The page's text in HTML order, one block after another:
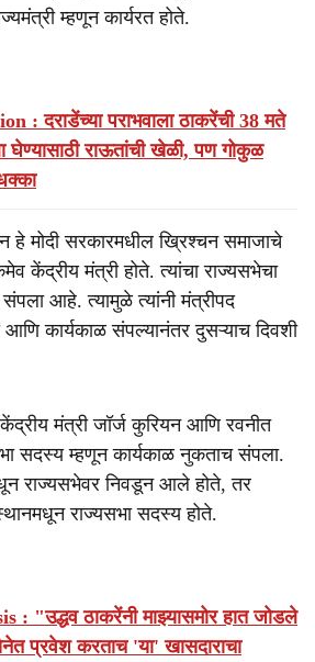
म्हणून कार्यरत होते.
: दराडेंच्या पराभवाला ठाकरेंची 38 मते
घेण्यासाठी राऊतांची खेळी, पण गोकुळ
हे मोदी सरकारमधील ख्रिश्चन समाजाचे
केंद्रीय मंत्री होते. त्यांचा राज्यसभेचा
आहे. त्यामुळे त्यांनी मंत्रीपद
आणि कार्यकाळ संपल्यानंतर दुसऱ्याच दिवशी
मंत्री जॉर्ज कुरियन आणि रवनीत
सदस्य म्हणून कार्यकाळ नुकताच संपला.
राज्यसभेवर निवडून आले होते, तर
राज्यसभा सदस्य होते.
: "उद्धव ठाकरेंनी माझ्यासमोर हात जोडले
प्रवेश करताच 'या' खासदाराचा